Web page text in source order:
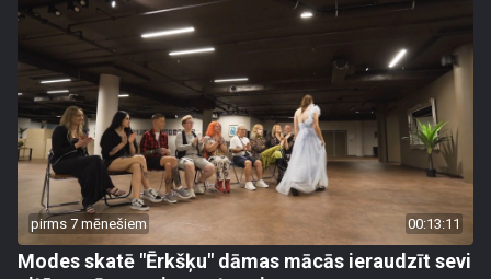
pirms 7 mēnešiem 00:13:11
Modes skatē "Ērkšķu" dāmas mācās ieraudzīt sevi